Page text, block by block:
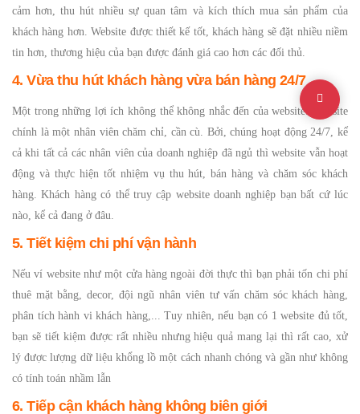
cảm hơn, thu hút nhiều sự quan tâm và kích thích mua sản phẩm của
khách hàng hơn. Website được thiết kế tốt, khách hàng sẽ đặt nhiều niềm
tin hơn, thương hiệu của bạn được đánh giá cao hơn các đối thủ.
4. Vừa thu hút khách hàng vừa bán hàng 24/7
Một trong những lợi ích không thể không nhắc đến của website: Website
chính là một nhân viên chăm chỉ, cần cù. Bởi, chúng hoạt động 24/7, kể
cả khi tất cả các nhân viên của doanh nghiệp đã ngủ thì website vẫn hoạt
động và thực hiện tốt nhiệm vụ thu hút, bán hàng và chăm sóc khách
hàng. Khách hàng có thể truy cập website doanh nghiệp bạn bất cứ lúc
nào, kể cả đang ở đâu.
5. Tiết kiệm chi phí vận hành
Nếu ví website như một cửa hàng ngoài đời thực thì bạn phải tốn chi phí
thuê mặt bằng, decor, đội ngũ nhân viên tư vấn chăm sóc khách hàng,
phân tích hành vi khách hàng,... Tuy nhiên, nếu bạn có 1 website đủ tốt,
bạn sẽ tiết kiệm được rất nhiều nhưng hiệu quả mang lại thì rất cao, xử
lý được lượng dữ liệu khổng lồ một cách nhanh chóng và gần như không
có tính toán nhầm lẫn
6. Tiếp cận khách hàng không biên giới